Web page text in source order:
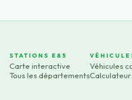
STATIONS E85
Carte interactive
Tous les départements
Véhicules